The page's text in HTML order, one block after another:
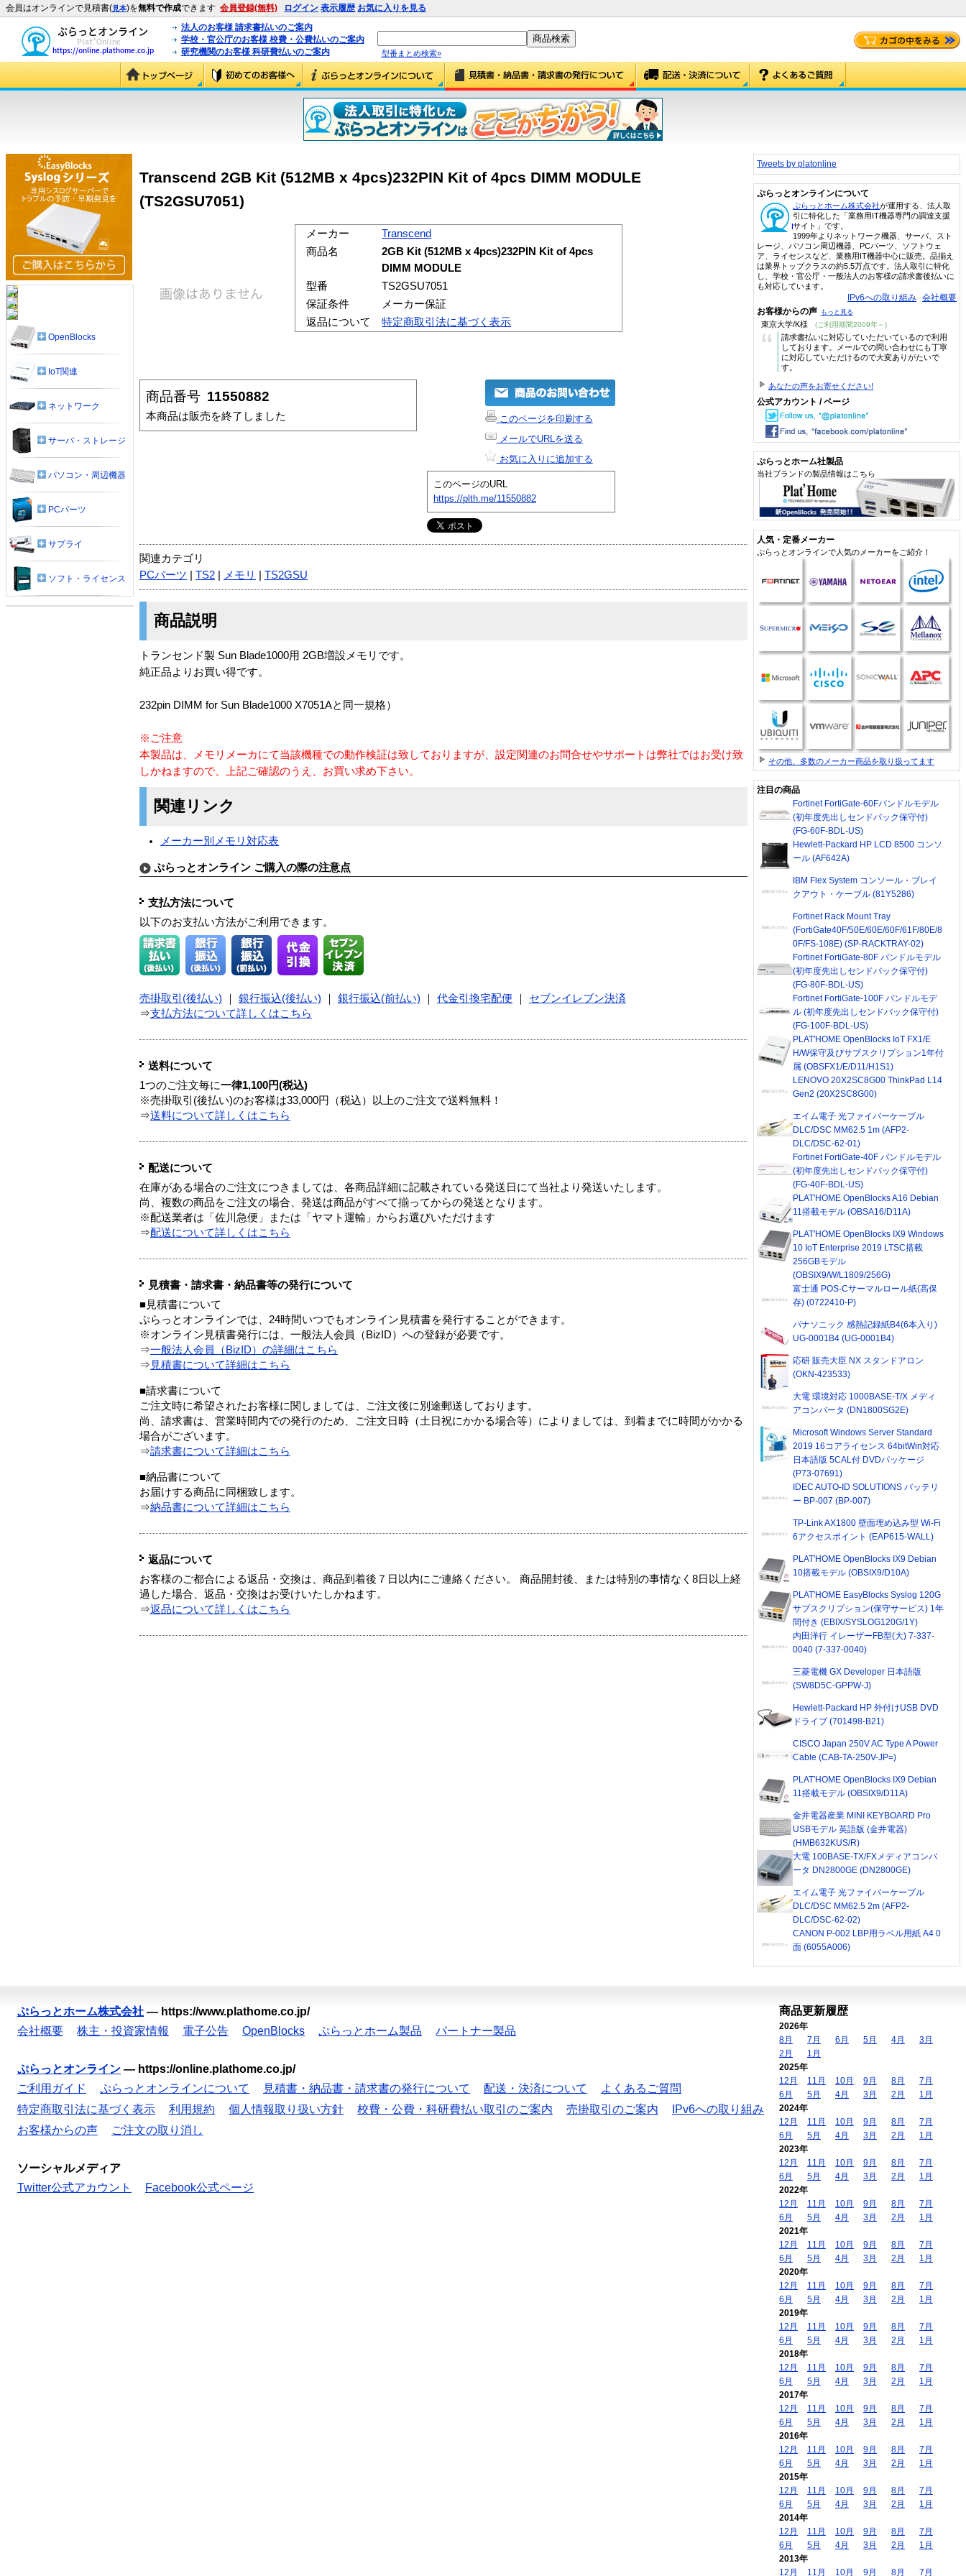
会員はオンラインで見積書(見本)を無料で作成できます 会員登録(無料) ログイン 表示履歴 お気に入りを見る
法人のお客様 請求書払いのご案内
学校・官公庁のお客様 校費・公費払いのご案内
研究機関のお客様 科研費払いのご案内
型番まとめ検索»
Transcend 2GB Kit (512MB x 4pcs)232PIN Kit of 4pcs DIMM MODULE
(TS2GSU7051)
メーカー
Transcend
商品名
2GB Kit (512MB x 4pcs)232PIN Kit of 4pcs
DIMM MODULE
型番
TS2GSU7051
保証条件
メーカー保証
返品について
特定商取引法に基づく表示
商品番号 11550882
本商品は販売を終了しました
このページを印刷する
メールでURLを送る
お気に入りに追加する
このページのURL
https://plth.me/11550882
関連カテゴリ
PCパーツ
TS2 メモリ TS2GSU
商品説明
トランセンド製 Sun Blade1000用 2GB増設メモリです。
純正品よりお買い得です。
232pin DIMM for Sun Blade1000 X7051Aと同一規格）
※ご注意
本製品は、メモリメーカにて当該機種での動作検証は致しておりますが、設定関連のお問合せやサポートは弊社ではお受け致
しかねますので、上記ご確認のうえ、お買い求め下さい。
関連リンク
メーカー別メモリ対応表
ぷらっとオンライン ご購入の際の注意点
支払方法について
以下のお支払い方法がご利用できます。
売掛取引(後払い) 銀行振込(後払い) 銀行振込(前払い) 代金引換宅配便
セブンイレブン決済
⇒支払方法について詳しくはこちら
送料について
1つのご注文毎に一律1,100円(税込)
※売掛取引(後払い)のお客様は33,000円（税込）以上のご注文で送料無料！
⇒送料について詳しくはこちら
配送について
在庫がある場合のご注文につきましては、各商品詳細に記載されている発送日にて当社より発送いたします。
尚、複数の商品をご注文の場合、発送は商品がすべて揃ってからの発送となります。
※配送業者は「佐川急便」または「ヤマト運輸」からお選びいただけます
⇒配送について詳しくはこちら
見積書・請求書・納品書等の発行について
■見積書について
ぷらっとオンラインでは、24時間いつでもオンライン見積書を発行することができます。
※オンライン見積書発行には、一般法人会員（BizID）への登録が必要です。
⇒一般法人会員（BizID）の詳細はこちら
⇒ 見積書について詳細はこちら
■請求書について
ご注文時に希望されたお客様に関しましては、ご注文後に別途郵送しております。
尚、請求書は、営業時間内での発行のため、ご注文日時（土日祝にかかる場合等）によりましては、到着までに時間がかかる
場合がございます。
⇒請求書について詳細はこちら
■納品書について
お届けする商品に同梱致します。
⇒納品書について詳細はこちら
返品について
お客様のご都合による返品・交換は、商品到着後７日以内にご連絡ください。 商品開封後、または特別の事情なく8日以上経
過した場合、返品・交換はお受けいたしかねます。
⇒返品について詳しくはこちら
OpenBlocks
IoT関連
ネットワーク
サーバ・ストレージ
パソコン・周辺機器
PCパーツ
サプライ
ソフト・ライセンス
Tweets by platonline
ぷらっとオンラインについて
ぷらっとホーム株式会社が運用する、法人取
引に特化した「業務用IT機器専門の調達支援
サイト」です。
1999年よりネットワーク機器、サーバ、スト
レージ、パソコン周辺機器、PCパーツ、ソフトウェ
ア、ライセンスなど、業務用IT機器中心に販売。品揃え
は業界トップクラスの約5.5万点です。法人取引に特化
し、学校・官公庁・一般法人のお客様の請求書後払いに
も対応しています。
IPv6への取り組み 会社概要
お客様からの声 もっと見る
東京大学/K様 (ご利用期間2009年～)
“
請求書払いに対応していただいているので利用
しております。メールでの問い合わせにも丁寧
に対応していただけるので大変ありがたいで
す。
あなたの声をお寄せください!
公式アカウント / ページ
ぷらっとホーム社製品
当社ブランドの製品情報はこちら
人気・定番メーカー
ぷらっとオンラインで人気のメーカーをご紹介！
その他、多数のメーカー商品を取り扱ってます
注目の商品
Fortinet FortiGate-60Fバンドルモデル
(初年度先出しセンドバック保守付)
(FG-60F-BDL-US)
Hewlett-Packard HP LCD 8500 コンソ
ール (AF642A)
IBM Flex System コンソール・ブレイ
クアウト・ケーブル (81Y5286)
Fortinet Rack Mount Tray
(FortiGate40F/50E/60E/60F/61F/80E/8
0F/FS-108E) (SP-RACKTRAY-02)
Fortinet FortiGate-80F バンドルモデル
(初年度先出しセンドバック保守付)
(FG-80F-BDL-US)
Fortinet FortiGate-100F バンドルモデ
ル (初年度先出しセンドバック保守付)
(FG-100F-BDL-US)
PLAT'HOME OpenBlocks IoT FX1/E
H/W保守及びサブスクリプション1年付
属 (OBSFX1/E/D11/H1S1)
LENOVO 20X2SC8G00 ThinkPad L14
Gen2 (20X2SC8G00)
エイム電子 光ファイバーケーブル
DLC/DSC MM62.5 1m (AFP2-
DLC/DSC-62-01)
Fortinet FortiGate-40F バンドルモデル
(初年度先出しセンドバック保守付)
(FG-40F-BDL-US)
PLAT'HOME OpenBlocks A16 Debian
11搭載モデル (OBSA16/D11A)
PLAT'HOME OpenBlocks IX9 Windows
10 IoT Enterprise 2019 LTSC搭載
256GBモデル
(OBSIX9/W/L1809/256G)
富士通 POS-Cサーマルロール紙(高保
存) (0722410-P)
パナソニック 感熱記録紙B4(6本入り)
UG-0001B4 (UG-0001B4)
応研 販売大臣 NX スタンドアロン
(OKN-423533)
大電 環境対応 1000BASE-T/X メディ
アコンバータ (DN1800SG2E)
Microsoft Windows Server Standard
2019 16コアライセンス 64bitWin対応
日本語版 5CAL付 DVDパッケージ
(P73-07691)
IDEC AUTO-ID SOLUTIONS バッテリ
ー BP-007 (BP-007)
TP-Link AX1800 壁面埋め込み型 Wi-Fi
6アクセスポイント (EAP615-WALL)
PLAT'HOME OpenBlocks IX9 Debian
10搭載モデル (OBSIX9/D10A)
PLAT'HOME EasyBlocks Syslog 120G
サブスクリプション(保守サービス) 1年
間付き (EBIX/SYSLOG120G/1Y)
内田洋行 イレーザーFB型(大) 7-337-
0040 (7-337-0040)
三菱電機 GX Developer 日本語版
(SW8D5C-GPPW-J)
Hewlett-Packard HP 外付けUSB DVD
ドライブ (701498-B21)
CISCO Japan 250V AC Type A Power
Cable (CAB-TA-250V-JP=)
PLAT'HOME OpenBlocks IX9 Debian
11搭載モデル (OBSIX9/D11A)
金井電器産業 MINI KEYBOARD Pro
USBモデル 英語版 (金井電器)
(HMB632KUS/R)
大電 100BASE-TX/FXメディアコンバ
ータ DN2800GE (DN2800GE)
エイム電子 光ファイバーケーブル
DLC/DSC MM62.5 2m (AFP2-
DLC/DSC-62-02)
CANON P-002 LBP用ラベル用紙 A4 0
面 (6055A006)
ぷらっとホーム株式会社 — https://www.plathome.co.jp/
会社概要
株主・投資家情報 電子公告 OpenBlocks ぷらっとホーム製品 パートナー製品
ぷらっとオンライン — https://online.plathome.co.jp/
ご利用ガイド
ぷらっとオンラインについて 見積書・納品書・請求書の発行について 配送・決済について
よくあるご質問
特定商取引法に基づく表示
利用規約 個人情報取り扱い方針 校費・公費・科研費払い取引のご案内 売掛取引のご案内
IPv6への取り組み
お客様からの声
ご注文の取り消し
ソーシャルメディア
Twitter公式アカウント
Facebook公式ページ
商品更新履歴
2026年
8月
7月 6月 5月 4月
3月
2月
1月
2025年
12月
11月 10月 9月 8月
7月
6月
5月 4月 3月 2月
1月
2024年
12月
11月 10月 9月 8月
7月
6月
5月 4月 3月 2月
1月
2023年
12月
11月 10月 9月 8月
7月
6月
5月 4月 3月 2月
1月
2022年
12月
11月 10月 9月 8月
7月
6月
5月 4月 3月 2月
1月
2021年
12月
11月 10月 9月 8月
7月
6月
5月 4月 3月 2月
1月
2020年
12月
11月 10月 9月 8月
7月
6月
5月 4月 3月 2月
1月
2019年
12月
11月 10月 9月 8月
7月
6月
5月 4月 3月 2月
1月
2018年
12月
11月 10月 9月 8月
7月
6月
5月 4月 3月 2月
1月
2017年
12月
11月 10月 9月 8月
7月
6月
5月 4月 3月 2月
1月
2016年
12月
11月 10月 9月 8月
7月
6月
5月 4月 3月 2月
1月
2015年
12月
11月 10月 9月 8月
7月
6月
5月 4月 3月 2月
1月
2014年
12月
11月 10月 9月 8月
7月
6月
5月 4月 3月 2月
1月
2013年
12月
11月 10月 9月 8月 7月